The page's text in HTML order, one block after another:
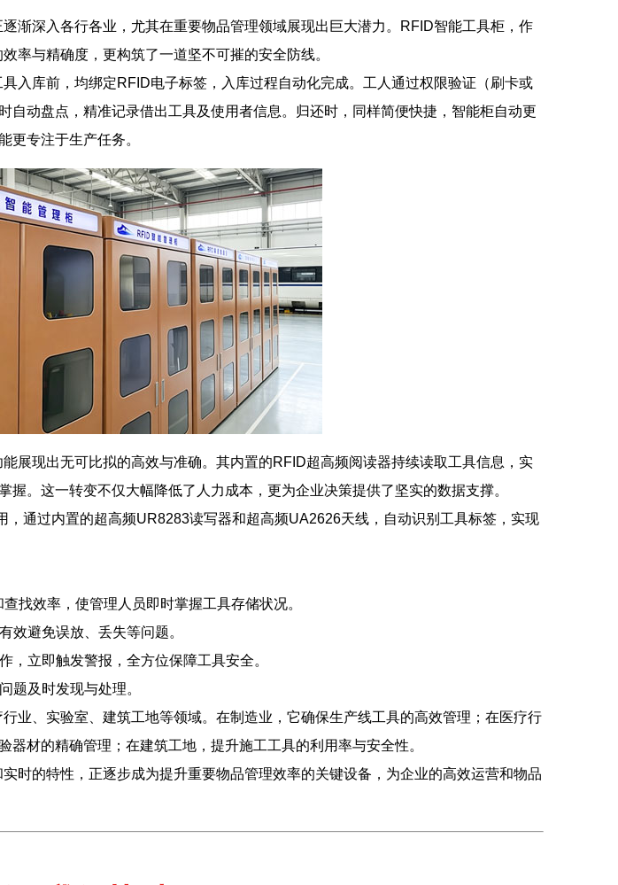
渐深入各行各业，尤其在重要物品管理领域展现出巨大潜力。RFID智能工具柜，作
率与精确度，更构筑了一道坚不可摧的安全防线。
入库前，均绑定RFID电子标签，入库过程自动化完成。工人通过权限验证（刷卡或
自动盘点，精准记录借出工具及使用者信息。归还时，同样简便快捷，智能柜自动更
更专注于生产任务。
展现出无可比拟的高效与准确。其内置的RFID超高频阅读器持续读取工具信息，实
。这一转变不仅大幅降低了人力成本，更为企业决策提供了坚实的数据支撑。
通过内置的超高频UR8283读写器和超高频UA2626天线，自动识别工具标签，实现
找效率，使管理人员即时掌握工具存储状况。
效避免误放、丢失等问题。
，立即触发警报，全方位保障工具安全。
题及时发现与处理。
业、实验室、建筑工地等领域。在制造业，它确保生产线工具的高效管理；在医疗行
材的精确管理；在建筑工地，提升施工工具的利用率与安全性。
时的特性，正逐步成为提升重要物品管理效率的关键设备，为企业的高效运营和物品